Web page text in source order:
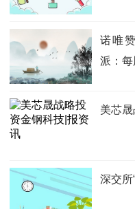
诺唯
派：
美芯
深交所